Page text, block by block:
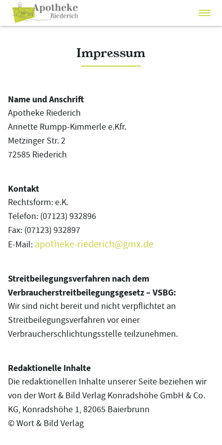
Impressum
Name und Anschrift
Apotheke Riederich
Annette Rumpp-Kimmerle e.Kfr.
Metzinger Str. 2
72585 Riederich
Kontakt
Rechtsform: e.K.
Telefon: (07123) 932896
Fax: (07123) 932897
E-Mail: apotheke-riederich@gmx.de
Streitbeilegungsverfahren nach dem
Verbraucherstreitbeilegungsgesetz – VSBG:
Wir sind nicht bereit und nicht verpflichtet an
Streitbeilegungsverfahren vor einer
Verbraucherschlichtungsstelle teilzunehmen.
Redaktionelle Inhalte
Die redaktionellen Inhalte unserer Seite beziehen wir
von der Wort & Bild Verlag Konradshöhe GmbH & Co.
KG, Konradshöhe 1, 82065 Baierbrunn
© Wort & Bild Verlag